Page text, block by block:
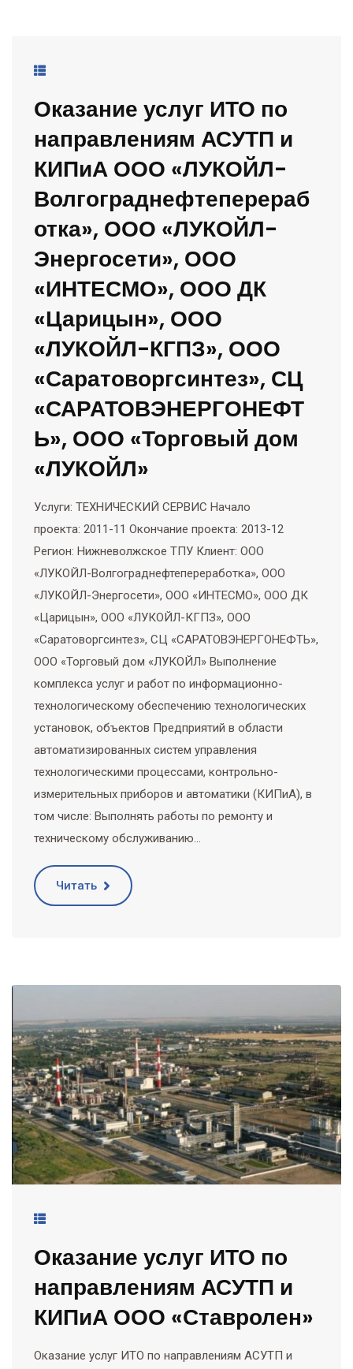
Оказание услуг ИТО по
направлениям АСУТП и
КИПиА ООО «ЛУКОЙЛ-
Волгограднефтеперераб
отка», ООО «ЛУКОЙЛ-
Энергосети», ООО
«ИНТЕСМО», ООО ДК
«Царицын», ООО
«ЛУКОЙЛ-КГПЗ», ООО
«Саратоворгсинтез», СЦ
«САРАТОВЭНЕРГОНЕФТ
Ь», ООО «Торговый дом
«ЛУКОЙЛ»
Услуги: ТЕХНИЧЕСКИЙ СЕРВИС Начало
проекта: 2011-11 Окончание проекта: 2013-12
Регион: Нижневолжское ТПУ Клиент: ООО
«ЛУКОЙЛ-Волгограднефтепереработка», ООО
«ЛУКОЙЛ-Энергосети», ООО «ИНТЕСМО», ООО ДК
«Царицын», ООО «ЛУКОЙЛ-КГПЗ», ООО
«Саратоворгсинтез», СЦ «САРАТОВЭНЕРГОНЕФТЬ»,
ООО «Торговый дом «ЛУКОЙЛ» Выполнение
комплекса услуг и работ по информационно-
технологическому обеспечению технологических
установок, объектов Предприятий в области
автоматизированных систем управления
технологическими процессами, контрольно-
измерительных приборов и автоматики (КИПиА), в
том числе: Выполнять работы по ремонту и
техническому обслуживанию…
Читать
Оказание услуг ИТО по
направлениям АСУТП и
КИПиА ООО «Ставролен»
Оказание услуг ИТО по направлениям АСУТП и